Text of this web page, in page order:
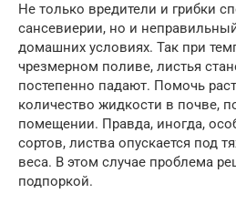
Не только вредители и грибки
сансевиерии, но и
домашних условиях. Так при
чрезмерном поливе, листья
постепенно падают. Помочь
количество жидкости в почве,
помещении. Правда, иногда,
сортов, листва опускается под
веса. В этом случае проблема
подпоркой.